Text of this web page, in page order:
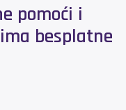
pomoći i
besplatne